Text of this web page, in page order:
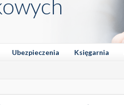
Ubezpieczenia Księgarnia